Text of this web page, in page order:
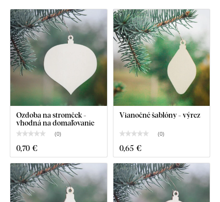
Ozdoba na stromček -
vhodná na domaľovanie
(0)
0,70 €
Vianočné šablóny - výrez
(0)
0,65 €